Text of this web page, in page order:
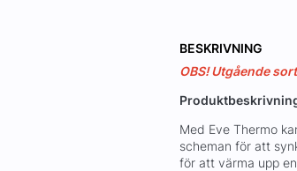
BESKRIVNING
OBS! Utgående
Med Eve Thermo
scheman för att
för att värma upp